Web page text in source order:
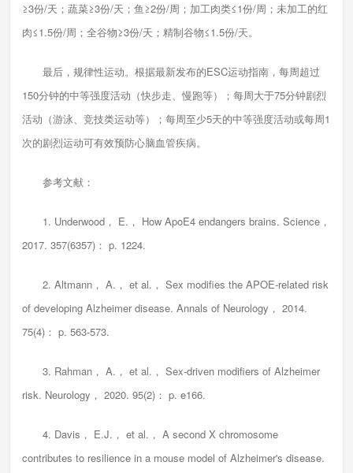
≥3份/天；蔬菜≥3份/天；鱼≥2份/周；加工肉类≤1份/周；未加工的红
肉≤1.5份/周；全谷物≥3份/天；精制谷物≤1.5份/天。
最后，规律性运动。根据最新发布的ESC运动指南，每周超过
150分钟的中等强度活动（快步走、慢跑等）；每周大于75分钟剧烈
活动（游泳、竞技类运动等）；每周至少5天的中等强度活动或每周1
次的剧烈运动可有效预防心脑血管疾病。
参考文献：
1. Underwood， E.， How ApoE4 endangers brains. Science，
2017. 357(6357)： p. 1224.
2. Altmann， A.， et al.， Sex modifies the APOE-related risk
of developing Alzheimer disease. Annals of Neurology， 2014.
75(4)： p. 563-573.
3. Rahman， A.， et al.， Sex-driven modifiers of Alzheimer
risk. Neurology， 2020. 95(2)： p. e166.
4. Davis， E.J.， et al.， A second X chromosome
contributes to resilience in a mouse model of Alzheimer's disease.